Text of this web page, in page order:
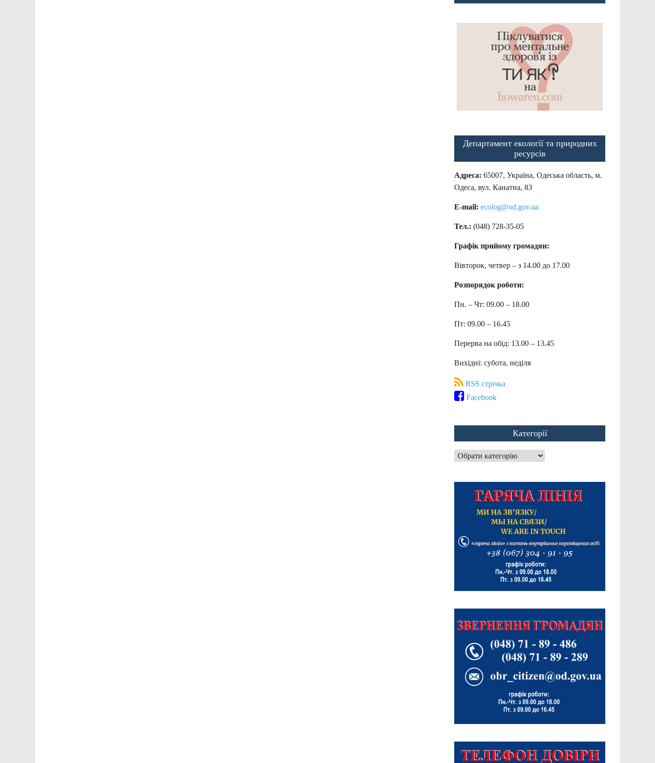
Департамент екології та природних
ресурсів
Адреса: 65007, Україна, Одеська область, м.
Одеса, вул. Канатна, 83
E-mail: ecolog@od.gov.ua
Тел.: (048) 728-35-05
Графік прийому громадян:
Вівторок, четвер – з 14.00 до 17.00
Розпорядок роботи:
Пн. – Чт: 09.00 – 18.00
Пт: 09.00 – 16.45
Перерва на обід: 13.00 – 13.45
Вихідні: субота, неділя
RSS стрічка
Facebook
Категорії
Категорії